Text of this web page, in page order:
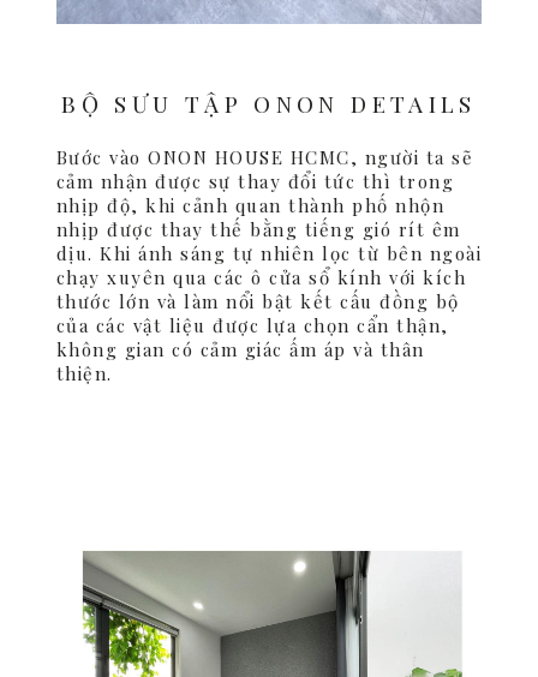
BỘ SƯU TẬP ONON DETAILS
Bước vào ONON HOUSE HCMC, người ta sẽ
cảm nhận được sự thay đổi tức thì trong
nhịp độ, khi cảnh quan thành phố nhộn
nhịp được thay thế bằng tiếng gió rít êm
dịu. Khi ánh sáng tự nhiên lọc từ bên ngoài
chạy xuyên qua các ô cửa sổ kính với kích
thước lớn và làm nổi bật kết cấu đồng bộ
của các vật liệu được lựa chọn cẩn thận,
không gian có cảm giác ấm áp và thân
thiện.